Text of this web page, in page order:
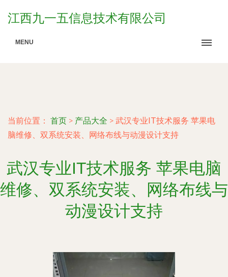
江西九一五信息技术有限公司
MENU
当前位置： 首页 > 产品大全 > 武汉专业IT技术服务 苹果电
脑维修、双系统安装、网络布线与动漫设计支持
武汉专业IT技术服务 苹果电脑
维修、双系统安装、网络布线与
动漫设计支持